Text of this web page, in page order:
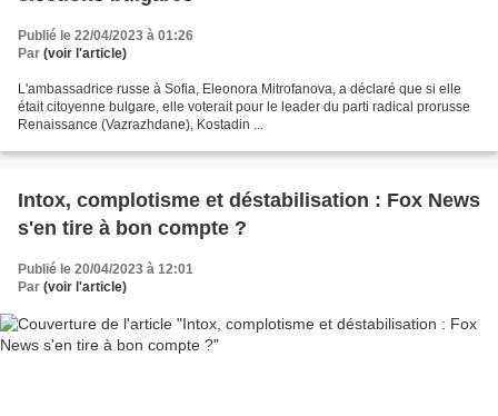
Publié le 22/04/2023 à 01:26
Par (voir l'article)
L'ambassadrice russe à Sofia, Eleonora Mitrofanova, a déclaré que si elle
était citoyenne bulgare, elle voterait pour le leader du parti radical prorusse
Renaissance (Vazrazhdane), Kostadin ...
Intox, complotisme et déstabilisation : Fox News
s'en tire à bon compte ?
Publié le 20/04/2023 à 12:01
Par (voir l'article)